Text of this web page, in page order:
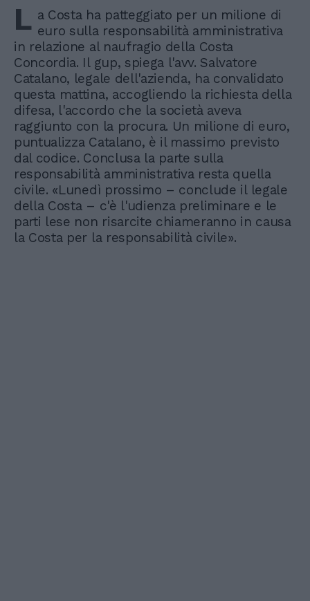
L a Costa ha patteggiato per un milione di
euro sulla responsabilità amministrativa
in relazione al naufragio della Costa
Concordia. Il gup, spiega l'avv. Salvatore
Catalano, legale dell'azienda, ha convalidato
questa mattina, accogliendo la richiesta della
difesa, l'accordo che la società aveva
raggiunto con la procura. Un milione di euro,
puntualizza Catalano, è il massimo previsto
dal codice. Conclusa la parte sulla
responsabilità amministrativa resta quella
civile. «Lunedì prossimo – conclude il legale
della Costa – c'è l'udienza preliminare e le
parti lese non risarcite chiameranno in causa
la Costa per la responsabilità civile».